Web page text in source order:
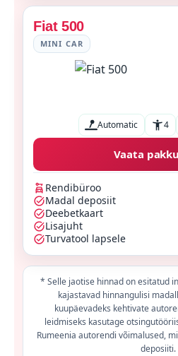
Fiat 500
MINI CAR
Automatic 4
Vaata
Rendibüroo
Madal deposiit
Deebetkaart
Lisajuht
Turvatool lapsele
* Selle jaotise hinnad on esitatud
kajastavad hinnangulisi
kuupäevadeks kehtivate
leidmiseks kasutage
Rumeenia autorendi võimalused,
deposiiti.